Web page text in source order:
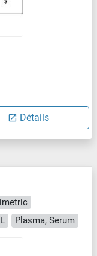
Détails
Plasma, Serum